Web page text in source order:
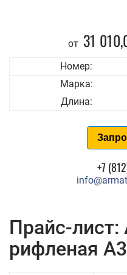
от 31
Номер:
Марка:
Длина:
+7
Прайс-лист:
рифленая А3